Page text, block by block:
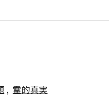
, 霊的真実